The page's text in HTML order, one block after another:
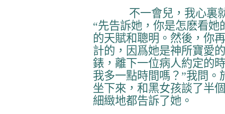
不一會兒，我心裏
“先告訴她，你是怎麽看
的天賦和聰明。然後，你
計的，因爲她是神所寶愛
錶，離下一位病人約定的
我多一點時間嗎？”我問
坐下來，和黑女孩談了半
細緻地都告訴了她。